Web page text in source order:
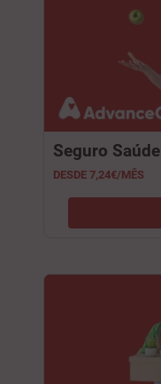
Seguro Saúde
DESDE 7,24€/MÊS